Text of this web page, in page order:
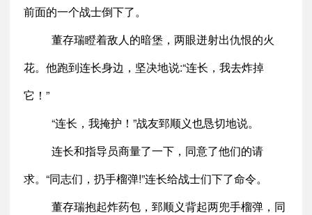
前面的一个战士倒下了。
董存瑞瞪着敌人的暗堡，两眼迸射出仇恨的火
花。他跑到连长身边，坚决地说:“连长，我去炸掉
它！”
“连长，我掩护！”战友郅顺义也恳切地说。
连长和指导员商量了一下，同意了他们的请
求。“同志们，扔手榴弹!”连长给战士们下了命令。
董存瑞抱起炸药包，郅顺义背起两兜手榴弹，同